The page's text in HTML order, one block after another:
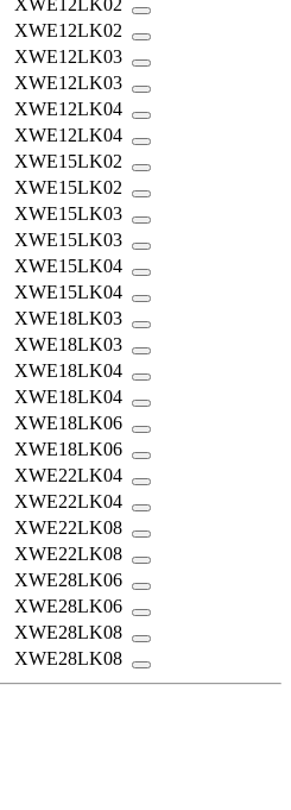
XWE12LK02
XWE12LK03
XWE12LK03
XWE12LK04
XWE12LK04
XWE15LK02
XWE15LK02
XWE15LK03
XWE15LK03
XWE15LK04
XWE15LK04
XWE18LK03
XWE18LK03
XWE18LK04
XWE18LK04
XWE18LK06
XWE18LK06
XWE22LK04
XWE22LK04
XWE22LK08
XWE22LK08
XWE28LK06
XWE28LK06
XWE28LK08
XWE28LK08